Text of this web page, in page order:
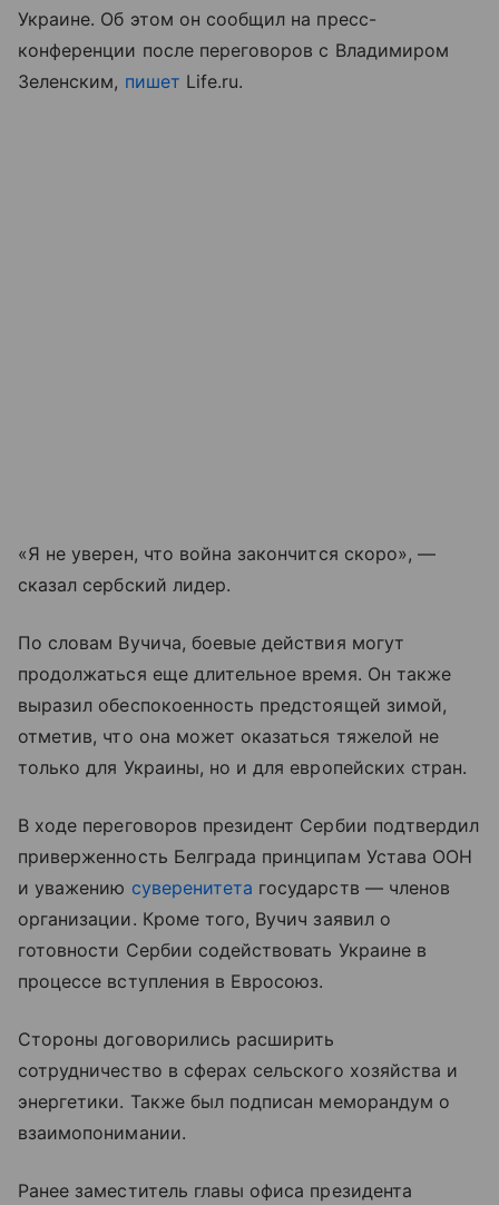
Украине. Об этом он сообщил на пресс-
конференции после переговоров с Владимиром
Зеленским, пишет Life.ru.
«Я не уверен, что война закончится скоро», —
сказал сербский лидер.
По словам Вучича, боевые действия могут
продолжаться еще длительное время. Он также
выразил обеспокоенность предстоящей зимой,
отметив, что она может оказаться тяжелой не
только для Украины, но и для европейских стран.
В ходе переговоров президент Сербии подтвердил
приверженность Белграда принципам Устава ООН
и уважению суверенитета государств — членов
организации. Кроме того, Вучич заявил о
готовности Сербии содействовать Украине в
процессе вступления в Евросоюз.
Стороны договорились расширить
сотрудничество в сферах сельского хозяйства и
энергетики. Также был подписан меморандум о
взаимопонимании.
Ранее заместитель главы офиса президента